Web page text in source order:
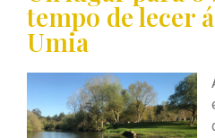
tempo de lecer
Umia​